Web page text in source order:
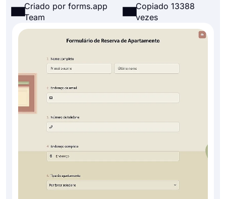
Criado por forms.app
Team
Copiado 13388
vezes